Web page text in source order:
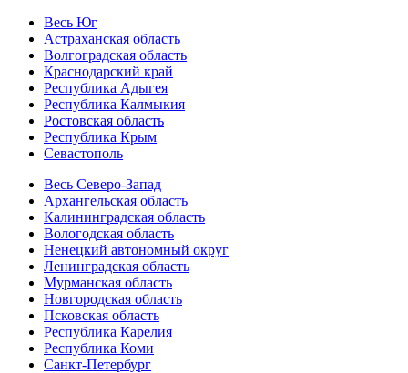
Весь Юг
Астраханская область
Волгоградская область
Краснодарский край
Республика Адыгея
Республика Калмыкия
Ростовская область
Республика Крым
Севастополь
Весь Северо-Запад
Архангельская область
Калининградская область
Вологодская область
Ненецкий автономный округ
Ленинградская область
Мурманская область
Новгородская область
Псковская область
Республика Карелия
Республика Коми
Санкт-Петербург